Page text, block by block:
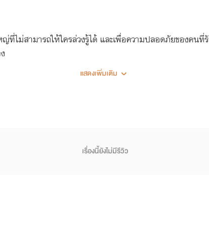
ไม่สามารถให้ใครล่วงรู้ได้ และเพื่อความปลอดภัยของคนที่
แสดงเพิ่มเติม
เรื่องนี้ยังไม่มีรีวิว